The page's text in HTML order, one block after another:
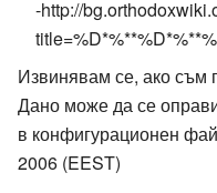
-http://
Извинявам се, ако съм
Дано може да се
в конфигурационен
2006 (EEST)